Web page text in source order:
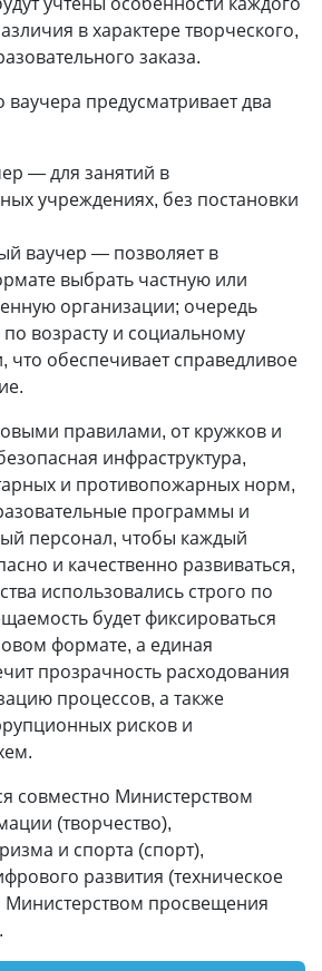
в характере творческого,
заказа.
предусматривает два
— для занятий в
учреждениях, без постановки
ваучер — позволяет в
выбрать частную или
организации; очередь
возрасту и социальному
что обеспечивает справедливое
правилами, от кружков и
инфраструктура,
и противопожарных норм,
программы и
персонал, чтобы каждый
и качественно развиваться,
использовались строго по
будет фиксироваться
формате, а единая
прозрачность расходования
процессов, а также
рисков и
совместно Министерством
(творчество),
и спорта (спорт),
развития (техническое
просвещения